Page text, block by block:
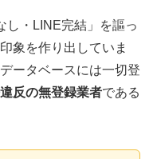
し・LINE完結」を謳っ
象を作り出していま
ータベースには一切登
反の無登録業者である